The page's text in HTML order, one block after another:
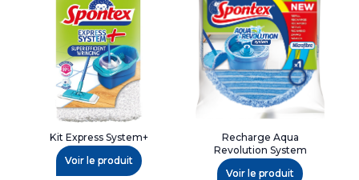
Kit Express System+
Voir le produit
Recharge Aqua
Revolution System
Voir le produit